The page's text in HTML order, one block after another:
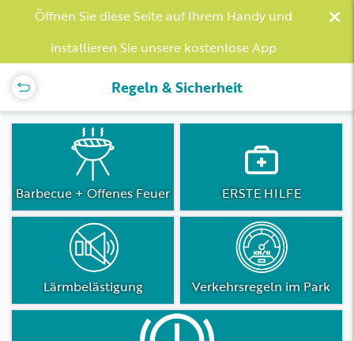
Öffnen Sie diese Seite auf Ihrem Handy und
installieren Sie unsere kostenlose App
×
Regeln & Sicherheit
Barbecue + Offenes Feuer ERSTE HILFE
Lärmbelästigung Verkehrsregeln im Park